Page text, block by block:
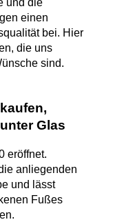
und die
einen
bei. Hier
die uns
sind.
Glas
eröffnet.
anliegenden
und lässt
Fußes